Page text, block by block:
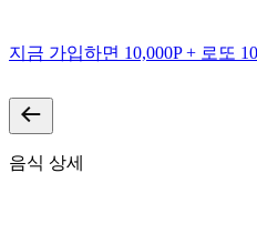
지금 가입하면 10,000P + 로또
음식 상세